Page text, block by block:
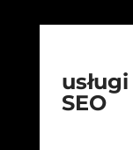
usługi
SEO